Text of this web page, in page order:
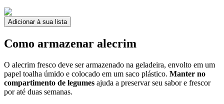
Adicionar à sua lista
Como armazenar alecrim
O alecrim fresco deve ser armazenado na geladeira, envolto em um
papel toalha úmido e colocado em um saco plástico. Manter no
compartimento de legumes ajuda a preservar seu sabor e frescor
por até duas semanas.